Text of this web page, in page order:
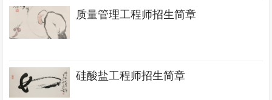
质量管理工程师招生简章
硅酸盐工程师招生简章